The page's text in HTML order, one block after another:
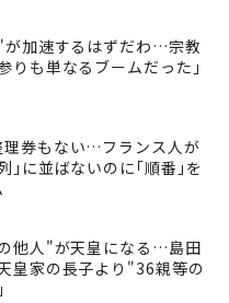
加速するはずだわ…宗教
りも単なるブームだった｣
券もない…フランス人が
｣に並ばないのに｢順番｣を
他人"が天皇になる…島田
皇家の長子より"36親等の